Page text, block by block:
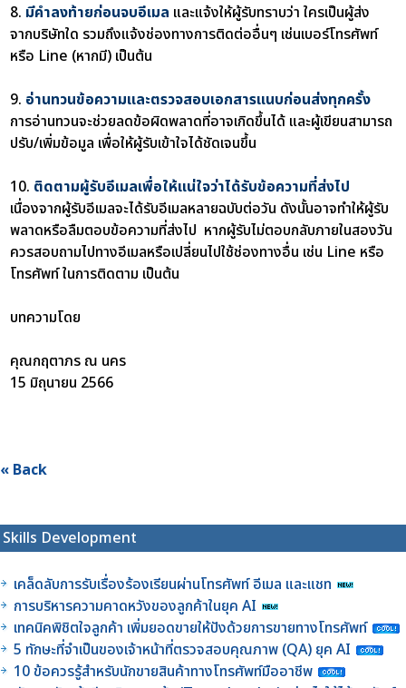
8. มีคำลงท้ายก่อนจบอีเมล และแจ้งให้ผู้รับทราบว่า ใครเป็นผู้ส่ง
จากบริษัทใด รวมถึงแจ้งช่องทางการติดต่ออื่นๆ เช่นเบอร์โทรศัพท์
หรือ Line (หากมี) เป็นต้น
9. อ่านทวนข้อความและตรวจสอบเอกสารแนบก่อนส่งทุกครั้ง
การอ่านทวนจะช่วยลดข้อผิดพลาดที่อาจเกิดขึ้นได้ และผู้เขียนสามารถ
ปรับ/เพิ่มข้อมูล เพื่อให้ผู้รับเข้าใจได้ชัดเจนขึ้น
10. ติดตามผู้รับอีเมลเพื่อให้แน่ใจว่าได้รับข้อความที่ส่งไป
เนื่องจากผู้รับอีเมลจะได้รับอีเมลหลายฉบับต่อวัน ดังนั้นอาจทำให้ผู้รับ
พลาดหรือลืมตอบข้อความที่ส่งไป หากผู้รับไม่ตอบกลับภายในสองวัน
ควรสอบถามไปทางอีเมลหรือเปลี่ยนไปใช้ช่องทางอื่น เช่น Line หรือ
โทรศัพท์ ในการติดตาม เป็นต้น
บทความโดย
คุณกฤตาภร ณ นคร
15 มิถุนายน 2566
« Back
Skills Development
เคล็ดลับการรับเรื่องร้องเรียนผ่านโทรศัพท์ อีเมล และแชท
การบริหารความคาดหวังของลูกค้าในยุค AI
เทคนิคพิชิตใจลูกค้า เพิ่มยอดขายให้ปังด้วยการขายทางโทรศัพท์
5 ทักษะที่จำเป็นของเจ้าหน้าที่ตรวจสอบคุณภาพ (QA) ยุค AI
10 ข้อควรรู้สำหรับนักขายสินค้าทางโทรศัพท์มืออาชีพ